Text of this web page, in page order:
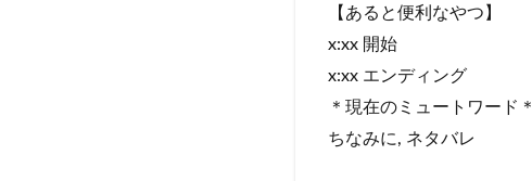
【あると便利なやつ】
x:xx 開始
x:xx エンディング
＊現在のミュートワード＊
ちなみに, ネタバレ